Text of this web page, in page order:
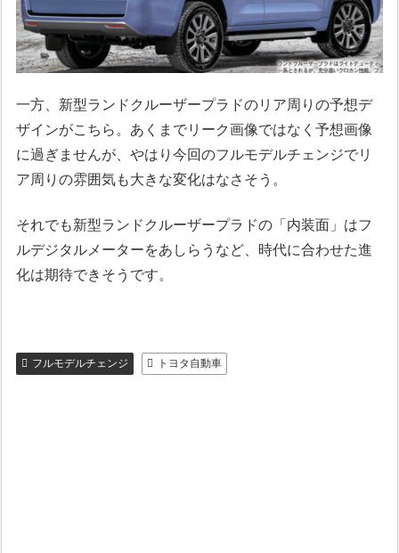
一方、新型ランドクルーザープラドのリア周りの予想デ
ザインがこちら。あくまでリーク画像ではなく予想画像
に過ぎませんが、やはり今回のフルモデルチェンジでリ
ア周りの雰囲気も大きな変化はなさそう。
それでも新型ランドクルーザープラドの「内装面」はフ
ルデジタルメーターをあしらうなど、時代に合わせた進
化は期待できそうです。
フルモデルチェンジ トヨタ自動車